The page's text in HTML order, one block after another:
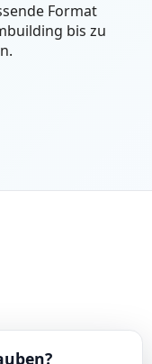
Format
bis zu